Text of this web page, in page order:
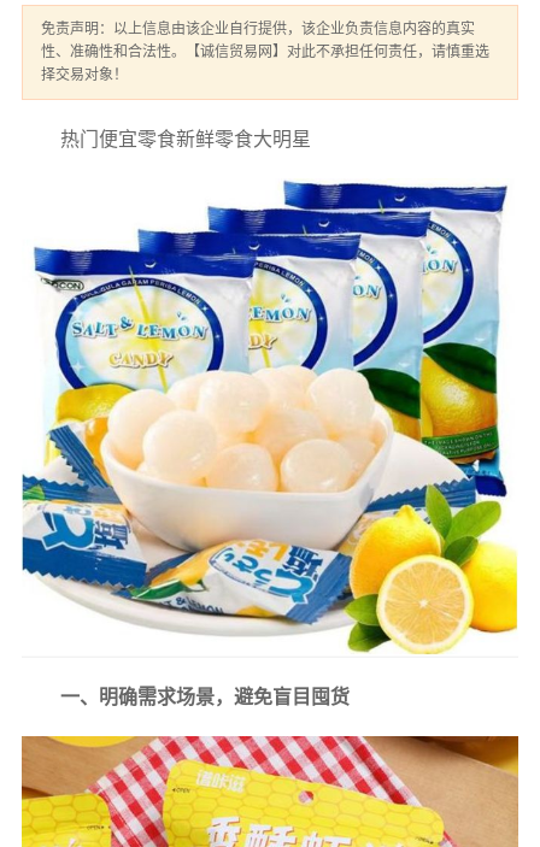
免责声明：以上信息由该企业自行提供，该企业负责信息内容的真实
性、准确性和合法性。【诚信贸易网】对此不承担任何责任，请慎重选
择交易对象！
热门便宜零食新鲜零食大明星
一、明确需求场景，避免盲目囤货